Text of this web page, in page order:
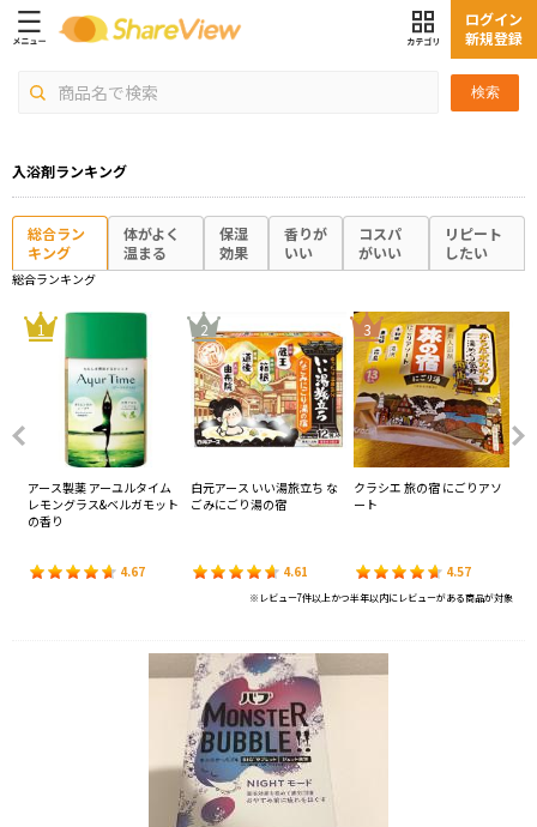
検索
ログイン
新規登録
入浴剤ランキング
総合ラン
キング
体がよく
温まる
保湿
効果
香りが
いい
コスパ
がいい
リピート
したい
総合ランキング
1
アース製薬 アーユルタイム
レモングラス&ベルガモット
の香り
4.67
2
白元アース いい湯旅立ち な
ごみにごり湯の宿
4.61
3
クラシエ 旅の宿 にごりアソ
ート
4.57
※レビュー7件以上かつ半年以内にレビューがある商品が対象